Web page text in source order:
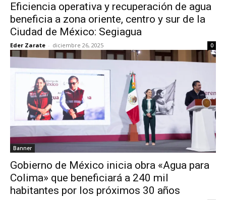
Eficiencia operativa y recuperación de agua
beneficia a zona oriente, centro y sur de la
Ciudad de México: Segiagua
Eder Zarate - diciembre 26, 2025 0
Banner
Gobierno de México inicia obra «Agua para
Colima» que beneficiará a 240 mil
habitantes por los próximos 30 años